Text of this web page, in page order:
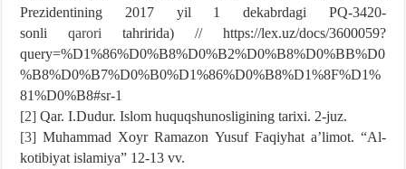
Prezidentining 2017 yil 1 dekabrdagi PQ-3420-
sonliqarori tahririda) // https://lex.uz/docs/3600059?
query=%D1%86%D0%B8%D0%B2%D0%B8%D0%BB%D0
%B8%D0%B7%D0%B0%D1%86%D0%B8%D1%8F%D1%
81%D0%B8#sr-1
[2] Qar. I.Dudur. Islom huquqshunosligining tarixi. 2-juz.
[3] Muhammad Xoyr Ramazon Yusuf Faqiyhat aʼlimot. “Al-
kotibiyat islamiya” 12-13 vv.